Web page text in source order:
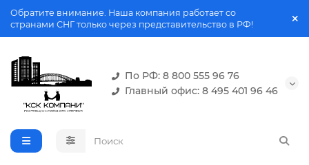
Обратите внимание. Наша компания работает со
странами СНГ только через представительство в РФ!
По РФ: 8 800 555 96 76
Главный офис: 8 495 401 96 46